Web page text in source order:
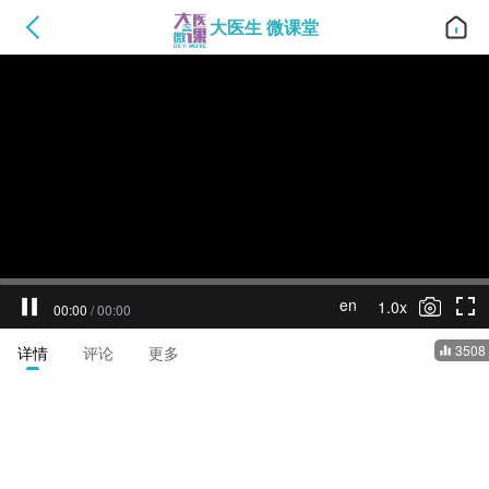
大医生 微课堂
00:00 /00:00 1.0x
en
详情 评论 更多 3508